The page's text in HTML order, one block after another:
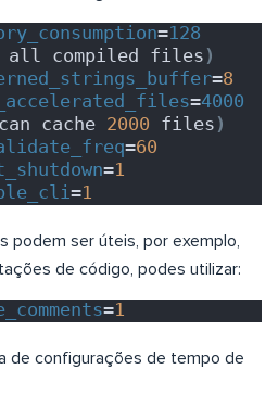
=128
all compiled files )
=8
=4000
cache 2000 files )
=60
=1
=1
podem ser úteis, por exemplo,
de código, podes utilizar:
=1
de configurações de tempo de